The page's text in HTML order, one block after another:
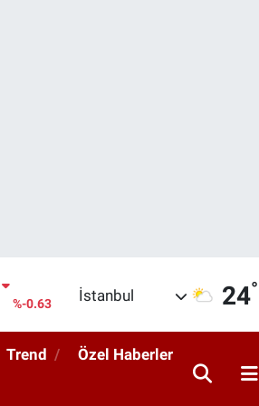
%0.16
İstanbul 24°
Trend Özel Haberler